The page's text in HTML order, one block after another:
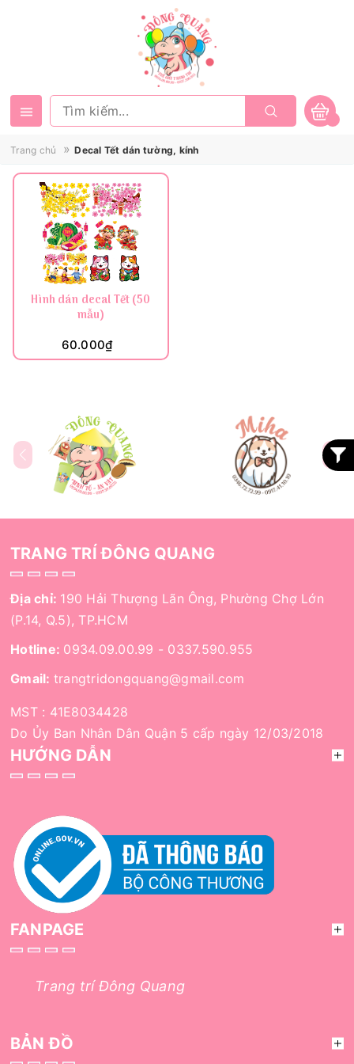
Trang chủ »Decal Tết dán tường, kính
Hình dán decal Tết (50
mẫu)
60.000₫
TRANG TRÍ ĐÔNG QUANG
Địa chỉ: 190 Hải Thượng Lãn Ông, Phường Chợ Lớn
(P.14, Q.5), TP.HCM
Hotline: 0934.09.00.99 - 0337.590.955
Gmail: trangtridongquang@gmail.com
MST : 41E8034428
Do Ủy Ban Nhân Dân Quận 5 cấp ngày 12/03/2018
HƯỚNG DẪN
FANPAGE
Trang trí Đông Quang
BẢN ĐỒ